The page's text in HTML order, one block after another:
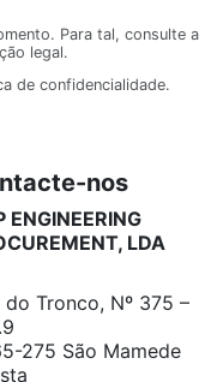
Para tal, consulte a
legal.
de confidencialidade.
nos
ENGINEERING
LDA
do Tronco, Nº 375 –
275 São Mamede